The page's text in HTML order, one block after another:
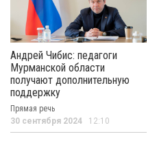
Андрей Чибис: педагоги
Мурманской области
получают дополнительную
поддержку
Прямая речь
30 сентября 2024 12:10